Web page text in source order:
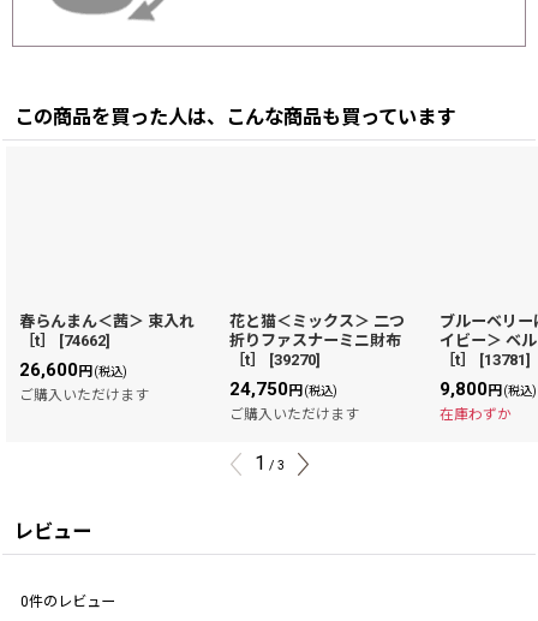
この商品を買った人は、こんな商品も買っています
春らんまん＜茜＞ 束入れ
［t］
[74662]
26,600円(税込)
ご購入いただけます
花と猫＜ミックス＞ 二つ
折りファスナーミニ財布
［t］
[39270]
24,750円(税込)
ご購入いただけます
ブルーベリ
イビー＞ ベ
［t］
[13781]
9,800円(税込)
在庫わずか
1 / 3
レビュー
0件のレビュー